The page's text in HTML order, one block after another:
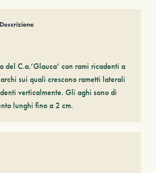
Descrizione
del C.a.’Glauca’ con rami ricadenti a
sui quali crescono rametti laterali
verticalmente. Gli aghi sono di
lunghi fino a 2 cm.